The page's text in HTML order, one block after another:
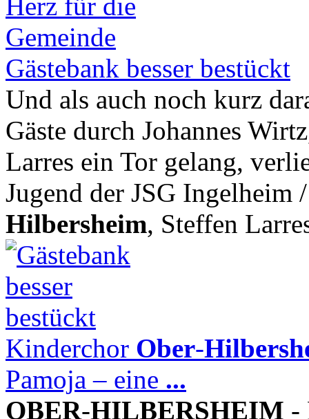
Gästebank besser bestückt
Und als auch noch kurz
Gäste durch Johannes
Larres ein Tor gelang,
Jugend der JSG
Hilbersheim, Steffen
Kinderchor Ober-
Pamoja – eine ...
OBER-HILBERSHEIM -